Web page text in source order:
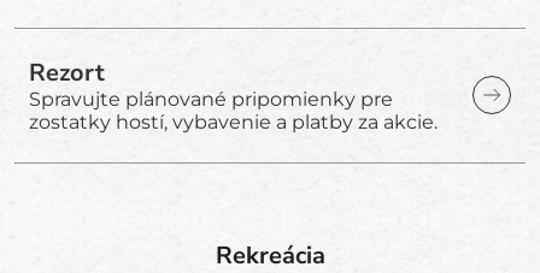
Rezort
Spravujte plánované pripomienky pre
zostatky hostí, vybavenie a platby za akcie.
Rekreácia